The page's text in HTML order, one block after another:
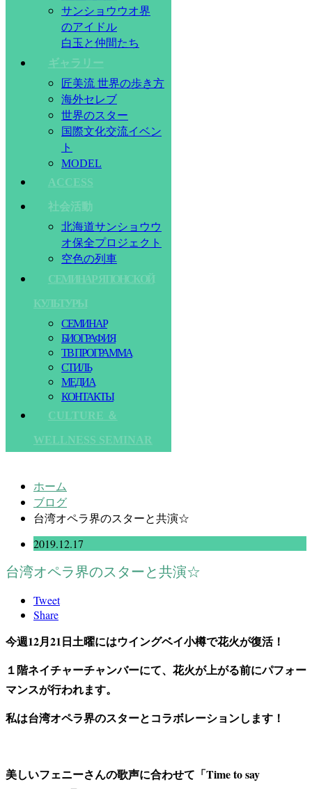
サンショウウオ界
のアイドル
白玉と仲間たち
ギャラリー
匠美流 世界の歩き方
海外セレブ
世界のスター
国際文化交流イベン
ト
MODEL
ACCESS
社会活動
北海道サンショウウ
オ保全プロジェクト
空色の列車
СЕМИНАР ЯПОНСКОЙ
КУЛЬТУРЫ
СЕМИНАР
БИОГРАФИЯ
ТВ ПРОГРАММА
СТИЛЬ
МЕДИА
КОНТАКТЫ
CULTURE ＆
WELLNESS SEMINAR
ホーム
ブログ
台湾オペラ界のスターと共演☆
2019.12.17
台湾オペラ界のスターと共演☆
Tweet
Share
今週12月21日土曜にはウイングベイ小樽で花火が復活！
１階ネイチャーチャンバーにて、花火が上がる前にパフォー
マンスが行われます。
私は台湾オペラ界のスターとコラボレーションします！
美しいフェニーさんの歌声に合わせて「Time to say